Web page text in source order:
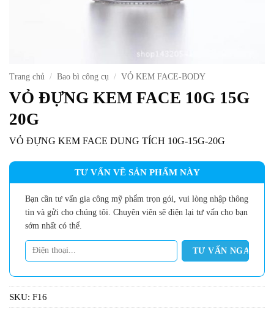
Trang chủ / Bao bì công cụ / VỎ KEM FACE-BODY
VỎ ĐỰNG KEM FACE 10G 15G
20G
VỎ ĐỰNG KEM FACE DUNG TÍCH 10G-15G-20G
TƯ VẤN VỀ SẢN PHẨM NÀY
Bạn cần tư vấn gia công mỹ phẩm trọn gói, vui lòng nhập thông
tin và gửi cho chúng tôi. Chuyên viên sẽ điện lại tư vấn cho bạn
sớm nhất có thể.
SKU: F16